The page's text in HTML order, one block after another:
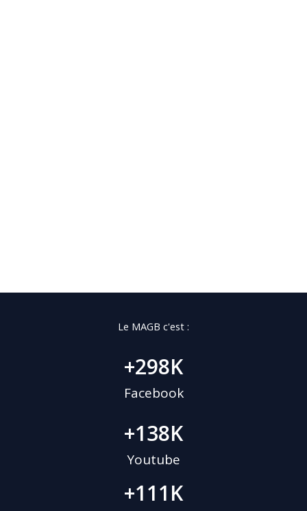
Le MAGB c'est :
Facebook
+298K
Youtube
+138K
+111K